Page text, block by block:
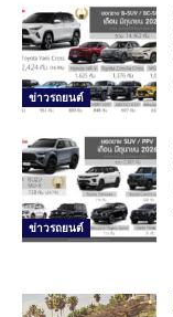
ข่าวรถยนต์
ข่าวรถยนต์